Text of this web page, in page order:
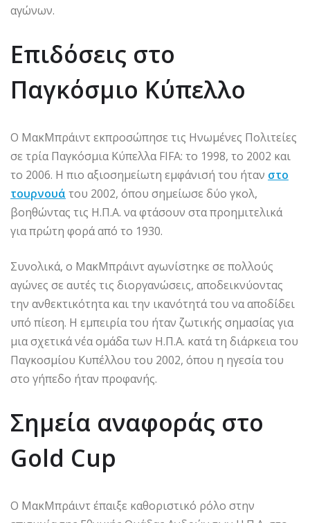
αγώνων.
Επιδόσεις στο
Παγκόσμιο Κύπελλο
Ο ΜακΜπράιντ εκπροσώπησε τις Ηνωμένες Πολιτείες
σε τρία Παγκόσμια Κύπελλα FIFA: το 1998, το 2002 και
το 2006. Η πιο αξιοσημείωτη εμφάνισή του ήταν στο
τουρνουά του 2002, όπου σημείωσε δύο γκολ,
βοηθώντας τις Η.Π.Α. να φτάσουν στα προημιτελικά
για πρώτη φορά από το 1930.
Συνολικά, ο ΜακΜπράιντ αγωνίστηκε σε πολλούς
αγώνες σε αυτές τις διοργανώσεις, αποδεικνύοντας
την ανθεκτικότητα και την ικανότητά του να αποδίδει
υπό πίεση. Η εμπειρία του ήταν ζωτικής σημασίας για
μια σχετικά νέα ομάδα των Η.Π.Α. κατά τη διάρκεια του
Παγκοσμίου Κυπέλλου του 2002, όπου η ηγεσία του
στο γήπεδο ήταν προφανής.
Σημεία αναφοράς στο
Gold Cup
Ο ΜακΜπράιντ έπαιξε καθοριστικό ρόλο στην